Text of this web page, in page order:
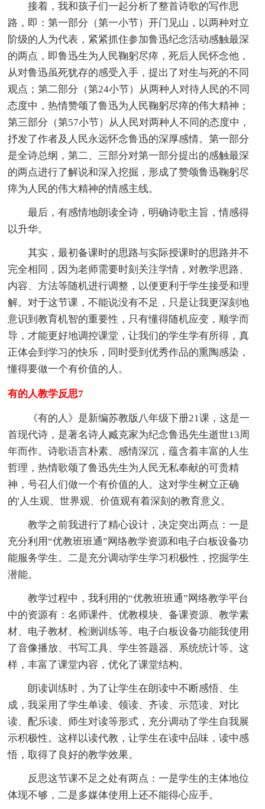
接着，我和孩子们一起分析了整首诗歌的写作思
路，即：第一部分（第一小节）开门见山，以两种对立
阶级的人为代表，紧紧抓住参加鲁迅纪念活动感触最深
的两点，即鲁迅生为人民鞠躬尽瘁，死后人民怀念他，
从对鲁迅虽死犹存的感受入手，提出了对生与死的不同
观点；第二部分（第24小节）从两种人对待人民的不同
态度中，热情赞颂了鲁迅为人民鞠躬尽瘁的伟大精神；
第三部分（第57小节）从人民对两种人不同的态度中，
抒发了作者及人民永远怀念鲁迅的深厚感情。第一部分
是全诗总纲，第二、三部分对第一部分提出的感触最深
的两点进行了解说和深入挖掘，形成了赞颂鲁迅鞠躬尽
瘁为人民的伟大精神的情感主线。
最后，有感情地朗读全诗，明确诗歌主旨，情感得
以升华。
其实，最初备课时的思路与实际授课时的思路并不
完全相同，因为老师需要时刻关注学情，对教学思路、
内容、方法等随机进行调整，以便更利于学生接受和理
解。对于这节课，不能说没有不足，只是让我更深刻地
意识到教育机智的重要性，只有懂得随机应变，顺学而
导，才能更好地调控课堂，让我们的学生学有所得，真
正体会到学习的快乐，同时受到优秀作品的熏陶感染，
懂得要做一个有价值的人。
有的人教学反思7
《有的人》是新编苏教版八年级下册21课，这是一
首现代诗，是著名诗人臧克家为纪念鲁迅先生逝世13周
年而作。诗歌语言朴素、感情深沉，蕴含着丰富的人生
哲理，热情歌颂了鲁迅先生为人民无私奉献的可贵精
神，号召人们做一个有价值的人。这对学生树立正确
的'人生观、世界观、价值观有着深刻的教育意义。
教学之前我进行了精心设计，决定突出两点：一是
充分利用“优教班班通”网络教学资源和电子白板设备功
能服务学生。二是充分调动学生学习积极性，挖掘学生
潜能。
教学过程中，我利用的“优教班班通”网络教学平台
中的资源有：名师课件、优教模块、备课资源、教学素
材、电子教材、检测训练等。电子白板设备功能我使用
了音像播放、书写工具、学生答题器、系统统计等。这
样，丰富了课堂内容，优化了课堂结构。
朗读训练时，为了让学生在朗读中不断感悟、生
成，我采用了学生单读、领读、齐读、示范读、对比
读、配乐读、师生对读等形式，充分调动了学生自我展
示积极性。这样以读代教，让学生在读中品味，读中感
悟，取得了良好的教学效果。
反思这节课不足之处有两点：一是学生的主体地位
体现不够，二是多媒体使用上还不能得心应手。